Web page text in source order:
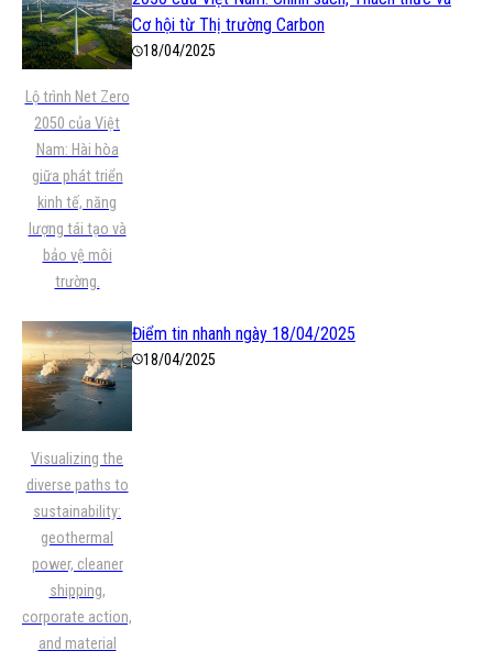
Lộ trình Net Zero
2050 của Việt
Nam: Hài hòa
giữa phát triển
kinh tế, năng
lượng tái tạo và
bảo vệ môi
trường.
Cơ hội từ Thị trường Carbon
18/04/2025
Visualizing the
diverse paths to
sustainability:
geothermal
power, cleaner
shipping,
corporate action,
and material
Điểm tin nhanh ngày 18/04/2025
18/04/2025